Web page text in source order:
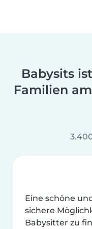
Babysits
Familien
Eine schöne
sichere
Babysitter zu